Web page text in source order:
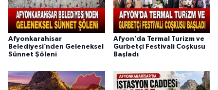
Afyonkarahisar
Belediyesi’nden Geleneksel
Sünnet Şöleni
Afyon’da Termal Turizm ve
Gurbetçi Festivali Coşkusu
Başladı